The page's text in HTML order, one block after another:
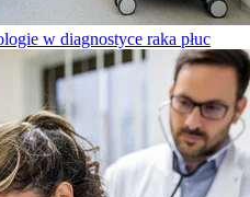
w diagnostyce raka płuc